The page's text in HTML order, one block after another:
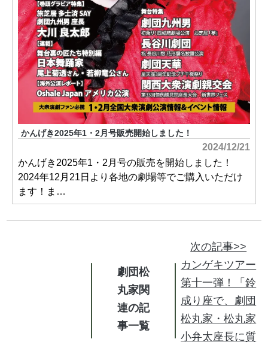
かんげき2025年1・2月号販売開始しました！
2024/12/21
かんげき2025年1・2月号の販売を開始しました！
2024年12月21日より各地の劇場等でご購入いただけ
ます！ま…
劇団松
丸家関
連の記
事
次の記事>>
カンゲキツアー
第十一弾！「鈴
成り座で、劇団
松丸家・松丸家
小弁太座長に質